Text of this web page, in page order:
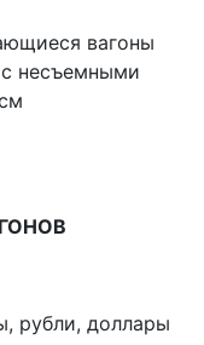
вагоны
несъемными
рубли, доллары